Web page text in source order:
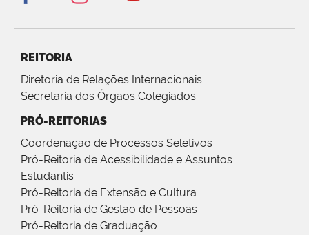
REITORIA
Diretoria de Relações Internacionais
Secretaria dos Órgãos Colegiados
PRÓ-REITORIAS
Coordenação de Processos Seletivos
Pró-Reitoria de Acessibilidade e Assuntos
Estudantis
Pró-Reitoria de Extensão e Cultura
Pró-Reitoria de Gestão de Pessoas
Pró-Reitoria de Graduação